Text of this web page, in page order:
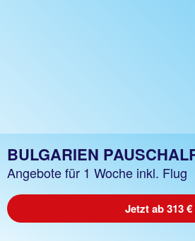
BULGARIEN
Angebote für 1 Woche inkl. Flug
Jetzt ab 313 €